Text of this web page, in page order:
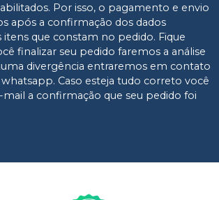
Por isso, o pagamento e envio
após a confirmação dos dados
itens que constam no pedido. Fique
finalizar seu pedido faremos a análise
divergência entraremos em contato
Caso esteja tudo correto você
a confirmação que seu pedido foi